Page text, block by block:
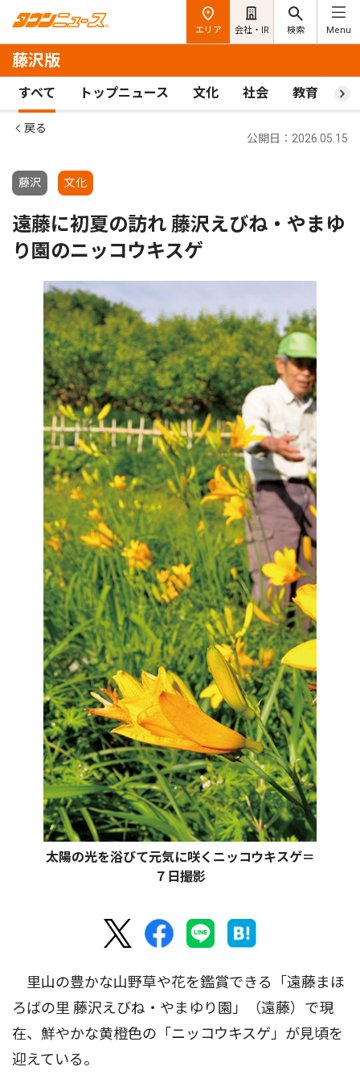
エリア 会社・IR 検索 Menu
藤沢版
すべて トップニュース 文化 社会 教育 ス
戻る
藤沢 文化
公開日：2026.05.15
遠藤に初夏の訪れ 藤沢えびね・やまゆ
り園のニッコウキスゲ
太陽の光を浴びて元気に咲くニッコウキスゲ＝
７日撮影
里山の豊かな山野草や花を鑑賞できる「遠藤まほ
ろばの里 藤沢えびね・やまゆり園」（遠藤）で現
在、鮮やかな黄橙色の「ニッコウキスゲ」が見頃を
迎えている。